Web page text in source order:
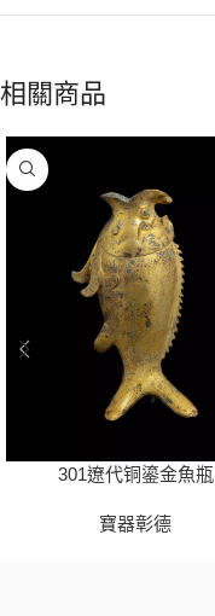
相關商品
301遼代铜鎏金魚瓶
寶器彰德